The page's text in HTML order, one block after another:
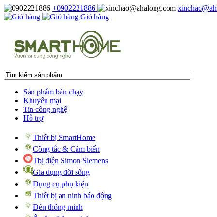
+0902221886
Giỏ hàng
Sản phẩm bán chạy
Khuyến mại
Tin công nghệ
Hỗ trợ
Thiết bị SmartHome
Công tắc & Cảm biến
Tbị điện Simon Siemens
Gia dụng đời sống
Dụng cụ phụ kiện
Thiết bị an ninh báo động
Đèn thông minh